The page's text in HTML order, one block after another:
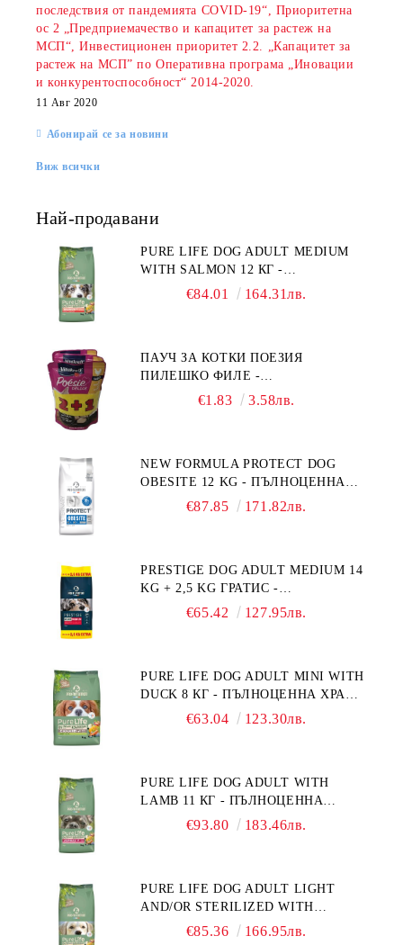
последствия от пандемията COVID-19“, Приоритетна
ос 2 „Предприемачество и капацитет за растеж на
МСП“, Инвестиционен приоритет 2.2. „Капацитет за
растеж на МСП” по Оперативна програма „Иновации
и конкурентоспособност“ 2014-2020.
11 Авг 2020
Абонирай се за новини
Виж всички
Най-продавани
PURE LIFE DOG ADULT MEDIUM
WITH SALMON 12 КГ -
ПЪЛНОЦЕННА ХРАНА ЗА
БЕЗ ЗЪРНО, БЕЗ ГЛУТЕН.
ПРОИЗВЕДЕНА ВЪВ ФРАНЦИЯ.
€84.01 164.31лв.
ПАУЧ ЗА КОТКИ ПОЕЗИЯ
ПИЛЕШКО ФИЛЕ -
ПРОМОКОМПЛЕКТ 3 БР.
€1.83 3.58лв.
NEW FORMULA PROTECT DOG
OBESITE 12 KG - ПЪЛНОЦЕННА
ДИЕТИЧНА ХРАНА ЗА КУЧЕТА
"РЕГУЛИРАНЕ НА ВНОСА НА
ГЛЮКОЗА (DIABETES MELLITUS)."
€87.85 171.82лв.
PRESTIGE DOG ADULT MEDIUM 14
KG + 2,5 KG ГРАТИС -
ПЪЛНОЦЕННА ХРАНА ЗА
€65.42 127.95лв.
PURE LIFE DOG ADULT MINI WITH
DUCK 8 КГ - ПЪЛНОЦЕННА ХРАНА
ЗА ПОРАСНАЛИ КУЧЕТА ОТ
ГЛУТЕН. ПРОИЗВЕДЕНА ВЪВ
ФРАНЦИЯ.
€63.04 123.30лв.
PURE LIFE DOG ADULT WITH
LAMB 11 КГ - ПЪЛНОЦЕННА
ХРАНА ЗА ПОРАСНАЛИ КУЧЕТА С
НАД 1 ГОДИНА. БЕЗ ЗЪРНО, БЕЗ
ГЛУТЕН. ПРОИЗВЕДЕНА ВЪВ
ФРАНЦИЯ.
€93.80 183.46лв.
PURE LIFE DOG ADULT LIGHT
AND/OR STERILIZED WITH
CHICKEN 12 КГ - ПЪЛНОЦЕННА
€85.36 166.95лв.